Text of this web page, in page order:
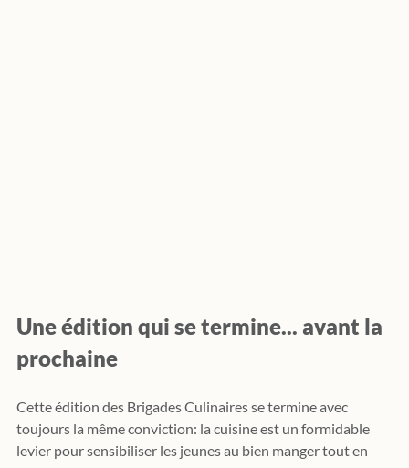
Une édition qui se termine... avant la
prochaine
Cette édition des Brigades Culinaires se termine avec
toujours la même conviction: la cuisine est un formidable
levier pour sensibiliser les jeunes au bien manger tout en